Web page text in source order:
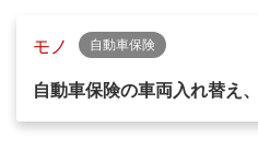
モノ 自動車保険
自動車保険の車両入れ替え